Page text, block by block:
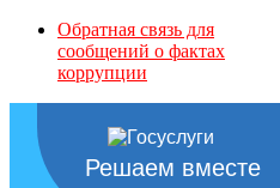
Обратная связь для
сообщений о фактах
коррупции
Решаем вместе